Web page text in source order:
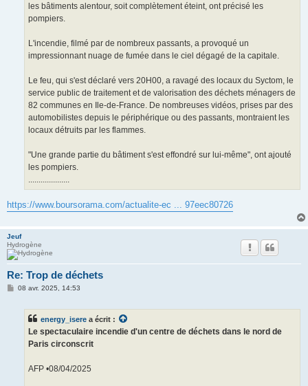
les bâtiments alentour, soit complètement éteint, ont précisé les
pompiers.
L'incendie, filmé par de nombreux passants, a provoqué un
impressionnant nuage de fumée dans le ciel dégagé de la capitale.
Le feu, qui s'est déclaré vers 20H00, a ravagé des locaux du Syctom, le
service public de traitement et de valorisation des déchets ménagers de
82 communes en Ile-de-France. De nombreuses vidéos, prises par des
automobilistes depuis le périphérique ou des passants, montraient les
locaux détruits par les flammes.
"Une grande partie du bâtiment s'est effondré sur lui-même", ont ajouté
les pompiers.
....................
https://www.boursorama.com/actualite-ec ... 97eec80726
Jeuf
Hydrogène
Re: Trop de déchets
M08 avr. 2025, 14:53
energy_isere a écrit :
Le spectaculaire incendie d'un centre de déchets dans le nord de
Paris circonscrit
AFP •08/04/2025